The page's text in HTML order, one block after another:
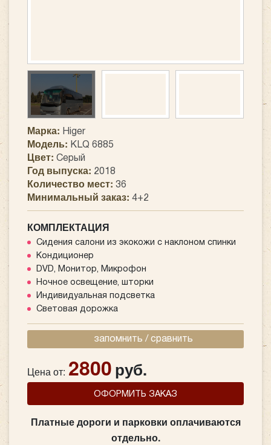
Марка: Higer
Модель: KLQ 6885
Цвет: Серый
Год выпуска: 2018
Количество мест: 36
Минимальный заказ: 4+2
КОМПЛЕКТАЦИЯ
Сидения салони из экокожи с наклоном спинки
Кондиционер
DVD, Монитор, Микрофон
Ночное освещение, шторки
Индивидуальная подсветка
Световая дорожка
запомнить / сравнить
Цена от: 2800руб.
ОФОРМИТЬ ЗАКАЗ
Платные дороги и парковки оплачиваются
отдельно.